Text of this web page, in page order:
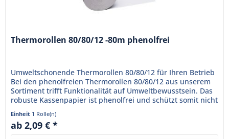
Thermorollen 80/80/12 -80m phenolfrei
Umweltschonende Thermorollen 80/80/12 für Ihren Betrieb
Bei den phenolfreien Thermorollen 80/80/12 aus unserem
Sortiment trifft Funktionalität auf Umweltbewusstsein. Das
robuste Kassenpapier ist phenolfrei und schützt somit nicht
nur...
Einheit 1 Rolle(n)
ab 2,09 € *